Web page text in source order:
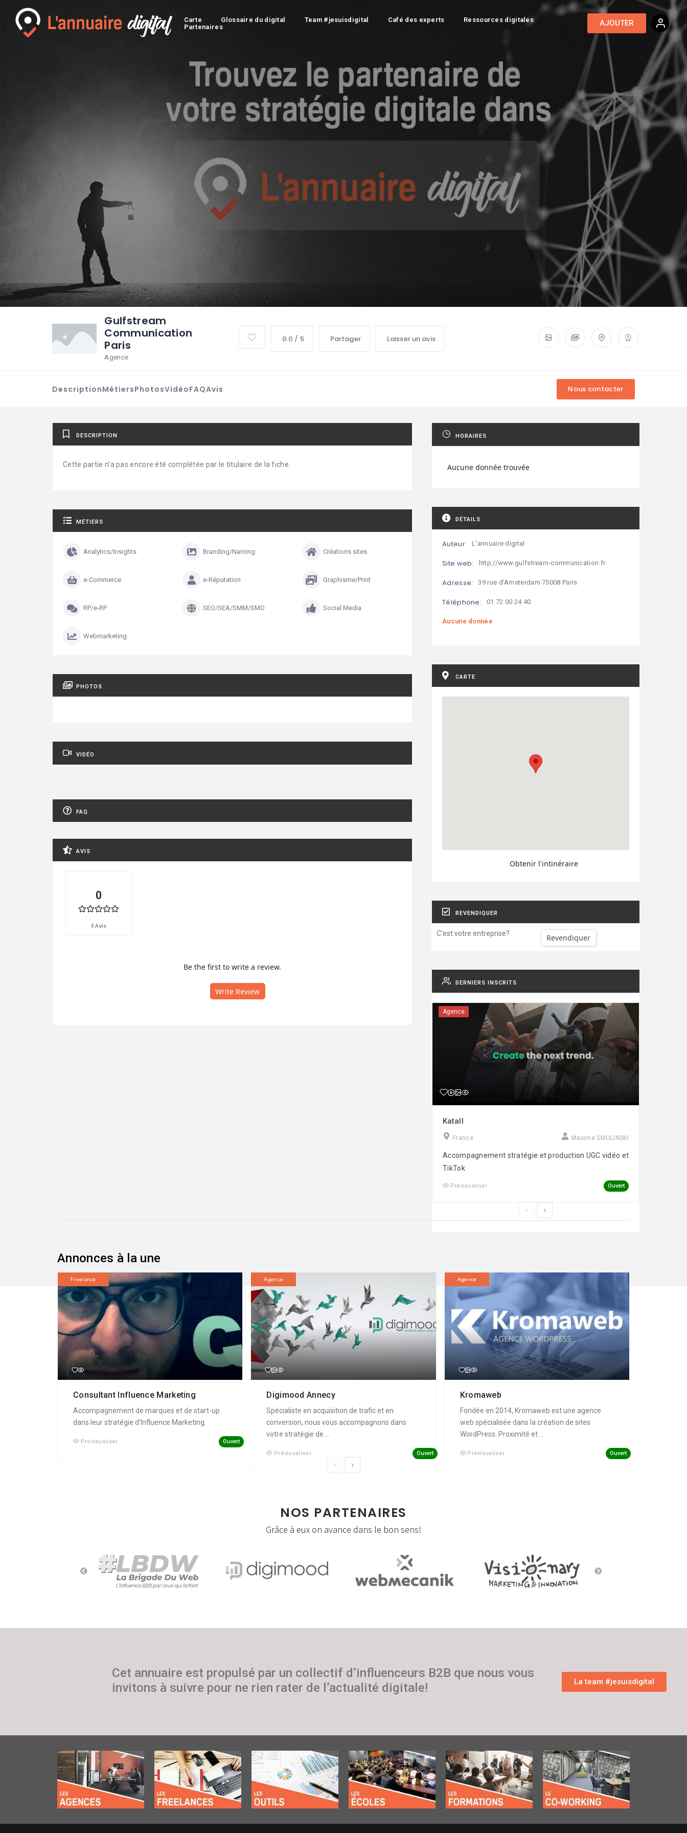
Carte Glossaire du digital Team #jesuisdigital Café des experts
Ressources digitales
Partenaires
AJOUTER
Gulfstream
Communication
Paris
Agence
0.0 / 5 Partager Laisser un avis
DescriptionMétiersPhotosVidéoFAQAvis
DESCRIPTION
Cette partie n’a pas encore été complétée par le titulaire de la fiche.
MÉTIERS
Analytics/Insights Branding/Naming Créations sites
e-Commerce e-Réputation Graphisme/Print
RP/e-RP SEO/SEA/SMM/SMO Social Media
Webmarketing
PHOTOS
VIDÉO
FAQ
AVIS
0
0 Avis
Be the first to write a review.
Write Review
HORAIRES
Aucune donnée trouvée
DÉTAILS
Auteur: L'annuaire digital
Site web: http://www.gulfstream-communication.fr
Adresse: 39 rue d'Amsterdam 75008 Paris
Téléphone: 01 72 00 24 40
Aucune donnée
CARTE
Obtenir l'intinéraire
REVENDIQUER
C'est votre entreprise? Revendiquer
DERNIERS INSCRITS
Agence
Katall
France Maxime SMOLINSKI
Accompagnement stratégie et production UGC vidéo et
TikTok
Prévisualiser Ouvert
Annonces à la une
Freelance
Consultant Influence Marketing
Accompagnement de marques et de start-up
dans leur stratégie d'Influence Marketing.
Prévisualiser Ouvert
Agence
Digimood Annecy
Spécialiste en acquisition de trafic et en
conversion, nous vous accompagnons dans
votre stratégie de ...
Prévisualiser Ouvert
Agence
Kromaweb
Fondée en 2014, Kromaweb est une agence
web spécialisée dans la création de sites
WordPress. Proximité et ...
Prévisualiser Ouvert
NOS PARTENAIRES
Grâce à eux on avance dans le bon sens!
Cet annuaire est propulsé par un collectif d’influenceurs B2B que nous vous
invitons à suivre pour ne rien rater de l’actualité digitale!
La team #jesuisdigital